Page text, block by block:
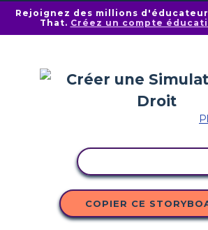
Rejoignez des millions
That. Créez un compte
COPIER CE